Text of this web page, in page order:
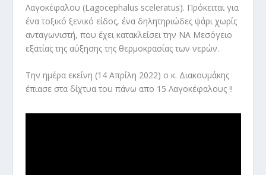
Λαγοκέφαλου (Lagocephalus sceleratus). Πρόκειται για
ένα τοξικό ξενικό είδος, ένα δηλητηριώδες ψάρι χωρίς
ανταγωνιστή, που έχει κατακλείσει την ΝΑ Μεσόγειο
εξατίας της αύξησης της θερμοκρασίας των νερών.
Την ημέρα εκείνη (14 Απρίλη 2022) ο κ. Διακουμάκης
έπιασε στα δίχτυα του πάνω απο 15 Λαγοκέφαλους !!